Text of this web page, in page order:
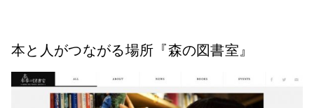
本と人がつながる場所『森の図書室』